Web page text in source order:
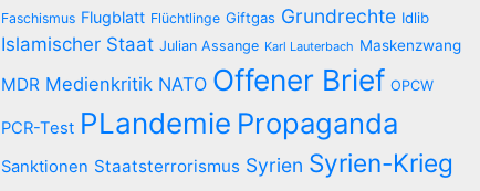
Faschismus Flugblatt Flüchtlinge Giftgas Grundrechte Idlib
Islamischer Staat Julian Assange Karl Lauterbach Maskenzwang
MDR Medienkritik NATO Offener Brief OPCW
PCR-Test PLandemie Propaganda
Sanktionen Staatsterrorismus Syrien Syrien-Krieg